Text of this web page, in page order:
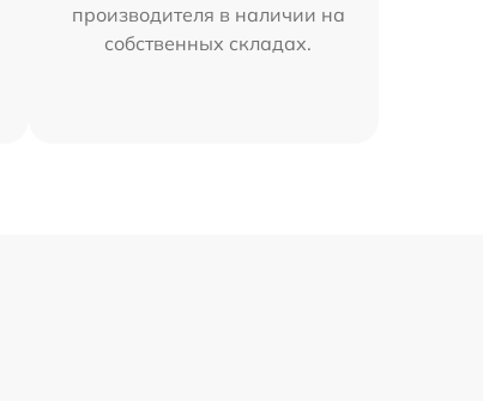
производителя в наличии на
собственных складах.